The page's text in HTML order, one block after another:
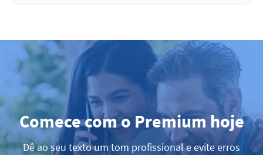
Comece com o Premium hoje
Dê ao seu texto um tom profissional e evite erros